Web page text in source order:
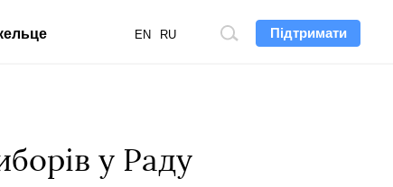
Підтримати
Пошук
EN RU
у Раду